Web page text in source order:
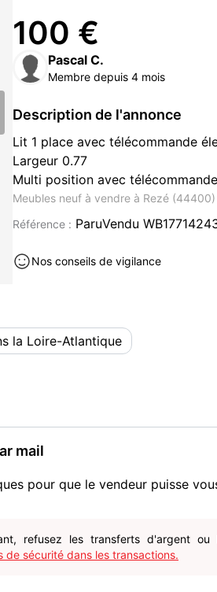
100 €
Pascal C.
Membre depuis 4 mois
Description de l'annonce
Lit 1 place avec télécommande
Largeur 0.77
Multi position avec
Meubles neuf à vendre à Rezé (44400)
Référence : ParuVendu
Nos conseils de vigilance
la Loire-Atlantique
mail
pour que le vendeur puisse
refusez les transferts d'argent ou
de sécurité dans les transactions.